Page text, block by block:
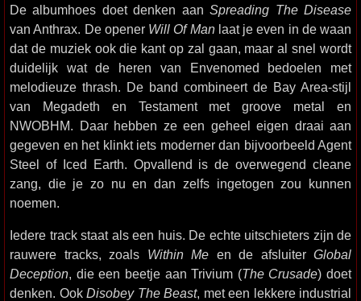
De albumhoes doet denken aanSpreading The Disease
van Anthrax. De opener Will Of Manlaat je even in de waan
dat de muziek ook die kant op zal gaan, maar al snel wordt
duidelijk wat de heren van Envenomed bedoelen met
melodieuze thrash. De band combineert de Bay Area-stijl
van Megadeth en Testament met groove metal en
NWOBHM. Daar hebben ze een geheel eigen draai aan
gegeven en het klinkt iets moderner dan bijvoorbeeld Agent
Steel of Iced Earth. Opvallend is de overwegend cleane
zang, die je zo nu en dan zelfs ingetogen zou kunnen
noemen.
Iedere track staat als een huis. De echte uitschieters zijn de
rauwere tracks, zoals Within Me en de afsluiter Global
Deception, die een beetje aan Trivium (The Crusade) doet
denken. Ook Disobey The Beast, met een lekkere industrial